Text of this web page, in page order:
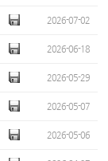
2026-07-02
2026-06-18
2026-05-29
2026-05-07
2026-05-06